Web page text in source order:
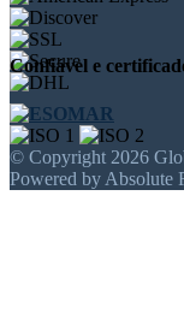
Confiável e
© Copyright 2026
Powered by Absolute